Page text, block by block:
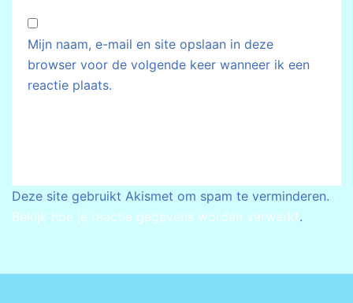
Mijn naam, e-mail en site opslaan in deze
browser voor de volgende keer wanneer ik een
reactie plaats.
Deze site gebruikt Akismet om spam te verminderen.
Bekijk hoe je reactie gegevens worden verwerkt.